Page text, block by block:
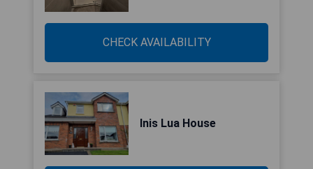
CHECK AVAILABILITY
Inis Lua House